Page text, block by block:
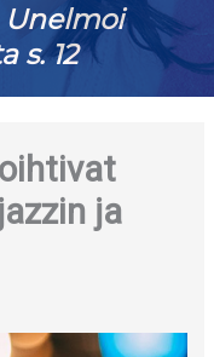
Unelmoi
s. 12
ja